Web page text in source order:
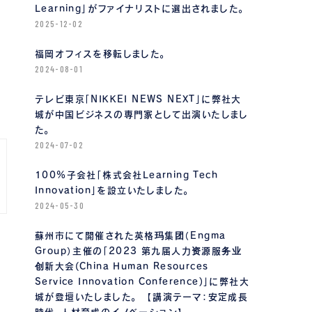
Learning」がファイナリストに選出されました。
2025-12-02
福岡オフィスを移転しました。
2024-08-01
テレビ東京「NIKKEI NEWS NEXT」に弊社大
城が中国ビジネスの専門家として出演いたしまし
た。
2024-07-02
100%子会社「株式会社Learning Tech
Innovation」を設立いたしました。
2024-05-30
蘇州市にて開催された英格玛集团（Engma
Group）主催の「2023 第九届人力资源服务业
创新大会(China Human Resources
Service Innovation Conference)」に弊社大
城が登壇いたしました。 【講演テーマ：安定成長